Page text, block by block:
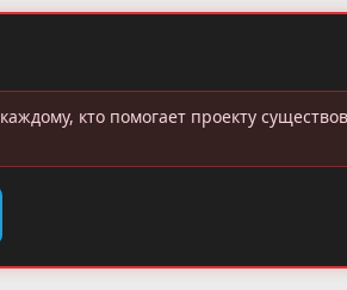
кто помогает проекту